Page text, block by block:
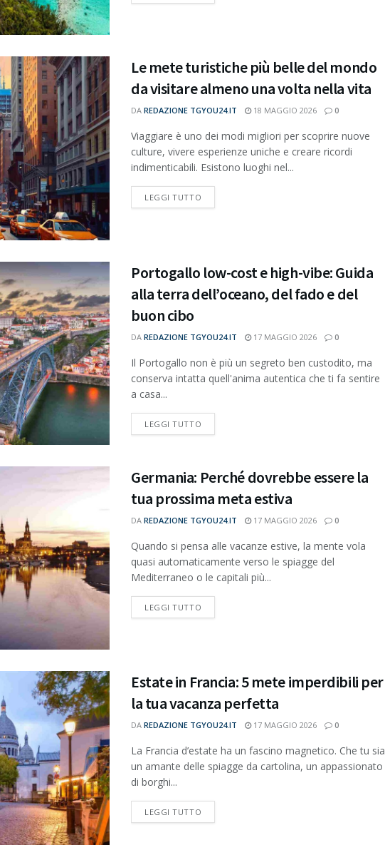
Le mete turistiche più belle del mondo
da visitare almeno una volta nella vita
DA REDAZIONE TGYOU24.IT 18 MAGGIO 2026 0
Viaggiare è uno dei modi migliori per scoprire nuove
culture, vivere esperienze uniche e creare ricordi
indimenticabili. Esistono luoghi nel...
LEGGI TUTTO
Portogallo low-cost e high-vibe: Guida
alla terra dell’oceano, del fado e del
buon cibo
DA REDAZIONE TGYOU24.IT 17 MAGGIO 2026 0
Il Portogallo non è più un segreto ben custodito, ma
conserva intatta quell'anima autentica che ti fa sentire
a casa...
LEGGI TUTTO
Germania: Perché dovrebbe essere la
tua prossima meta estiva
DA REDAZIONE TGYOU24.IT 17 MAGGIO 2026 0
Quando si pensa alle vacanze estive, la mente vola
quasi automaticamente verso le spiagge del
Mediterraneo o le capitali più...
LEGGI TUTTO
Estate in Francia: 5 mete imperdibili per
la tua vacanza perfetta
DA REDAZIONE TGYOU24.IT 17 MAGGIO 2026 0
La Francia d’estate ha un fascino magnetico. Che tu sia
un amante delle spiagge da cartolina, un appassionato
di borghi...
LEGGI TUTTO